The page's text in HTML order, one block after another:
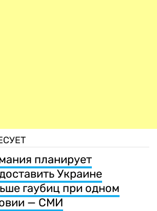
планирует
Украине
гаубиц при одном
— СМИ